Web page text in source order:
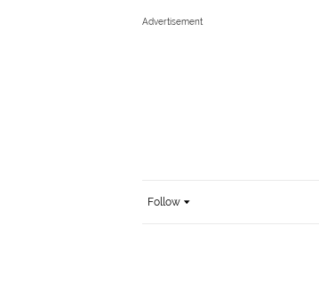
Follow